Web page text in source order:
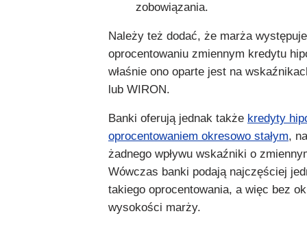
zobowiązania.
Należy też dodać, że marża występuje
oprocentowaniu zmiennym kredytu
właśnie ono oparte jest na
lub WIRON.
Banki oferują jednak także kredyty
oprocentowaniem okresowo stałym,
żadnego wpływu wskaźniki o
Wówczas banki podają najczęściej
takiego oprocentowania, a więc bez
wysokości marży.